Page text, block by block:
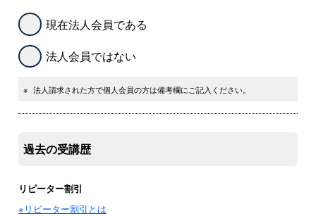
現在法人会員である
法人会員ではない
※ 法人請求された方で個人会員の方は備考欄にご記入ください。
過去の受講歴
リピーター割引
※リピーター割引とは